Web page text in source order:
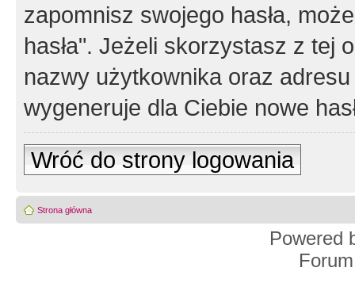
zapomnisz swojego hasła,
hasła". Jeżeli skorzystasz z tej
nazwy użytkownika oraz
wygeneruje dla Ciebie nowe
Wróć do strony logowania
Strona główna
Powered